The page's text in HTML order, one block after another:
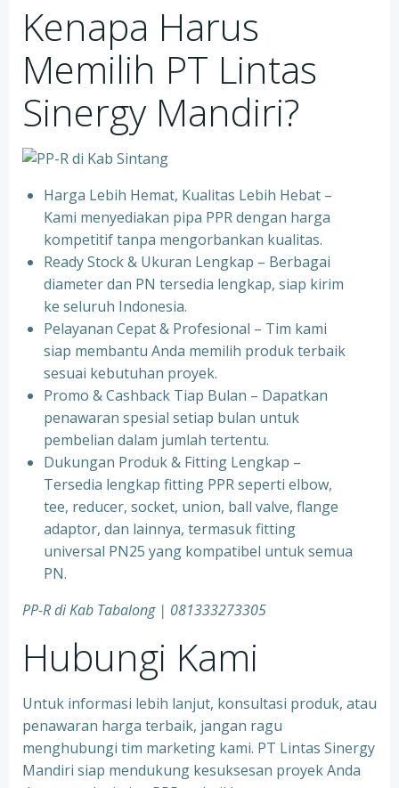
Kenapa Harus
Memilih PT Lintas
Sinergy Mandiri?
Harga Lebih Hemat, Kualitas Lebih Hebat –
Kami menyediakan pipa PPR dengan harga
kompetitif tanpa mengorbankan kualitas.
⁠Ready Stock & Ukuran Lengkap – Berbagai
diameter dan PN tersedia lengkap, siap kirim
ke seluruh Indonesia.
⁠Pelayanan Cepat & Profesional – Tim kami
siap membantu Anda memilih produk terbaik
sesuai kebutuhan proyek.
⁠Promo & Cashback Tiap Bulan – Dapatkan
penawaran spesial setiap bulan untuk
pembelian dalam jumlah tertentu.
⁠Dukungan Produk & Fitting Lengkap –
Tersedia lengkap fitting PPR seperti elbow,
tee, reducer, socket, union, ball valve, flange
adaptor, dan lainnya, termasuk fitting
universal PN25 yang kompatibel untuk semua
PN.
PP-R di Kab Tabalong | 081333273305
Hubungi Kami
Untuk informasi lebih lanjut, konsultasi produk, atau
penawaran harga terbaik, jangan ragu
menghubungi tim marketing kami. PT Lintas Sinergy
Mandiri siap mendukung kesuksesan proyek Anda